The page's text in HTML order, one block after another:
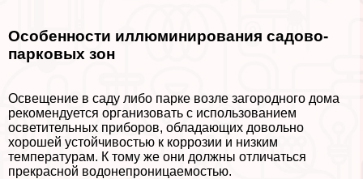
Особенности иллюминирования садово-
парковых зон
Освещение в саду либо парке возле загородного дома
рекомендуется организовать с использованием
осветительных приборов, обладающих довольно
хорошей устойчивостью к коррозии и низким
температурам. К тому же они должны отличаться
прекрасной водонепроницаемостью.